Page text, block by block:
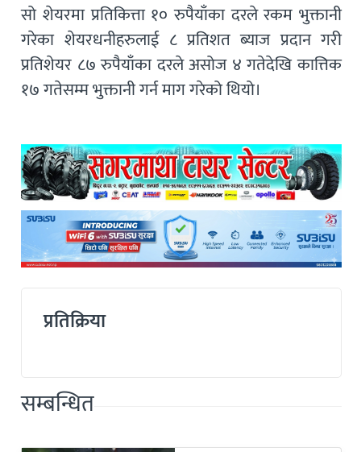
सो शेयरमा प्रतिकित्ता १० रुपैयाँका दरले रकम भुक्तानी
गरेका शेयरधनीहरुलाई ८ प्रतिशत ब्याज प्रदान गरी
प्रतिशेयर ८७ रुपैयाँका दरले असोज ४ गतेदेखि कात्तिक
१७ गतेसम्म भुक्तानी गर्न माग गरेको थियो।
प्रतिक्रिया
सम्बन्धित